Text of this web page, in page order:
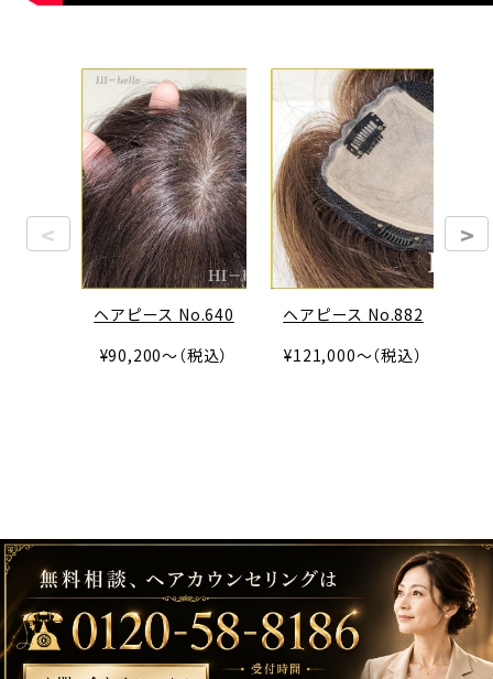
ヘアピース No.640
¥90,200～（税込）
ヘアピース No.882
¥121,000～（税込）
< >